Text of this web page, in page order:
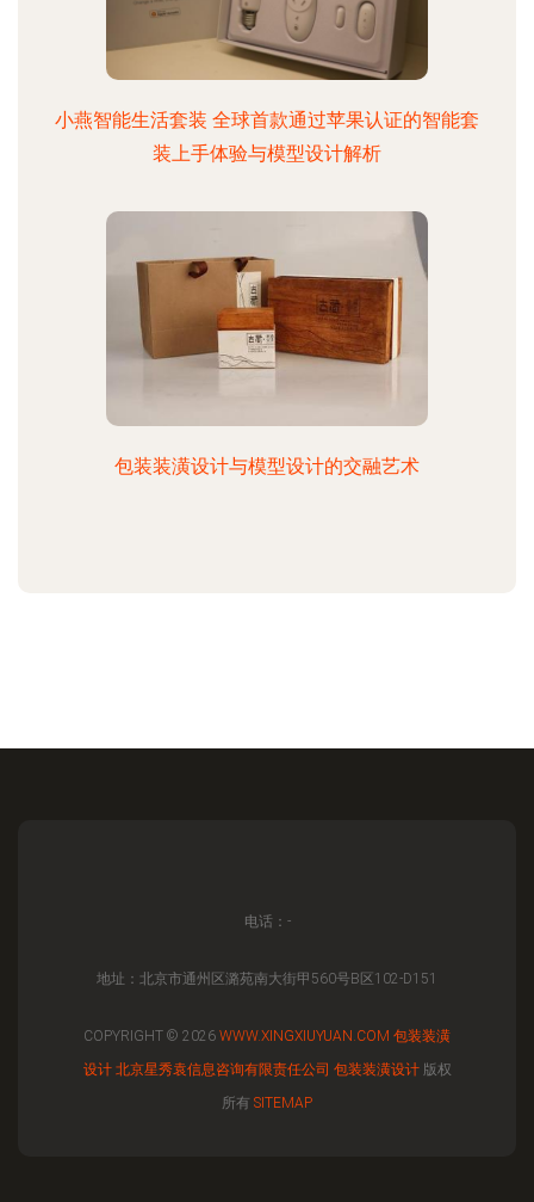
小燕智能生活套装 全球首款通过苹果认证的智能套
装上手体验与模型设计解析
包装装潢设计与模型设计的交融艺术
电话：-
地址：北京市通州区潞苑南大街甲560号B区102-D151
COPYRIGHT © 2026 WWW.XINGXIUYUAN.COM 包装装潢
设计 北京星秀袁信息咨询有限责任公司 包装装潢设计版权
所有 SITEMAP